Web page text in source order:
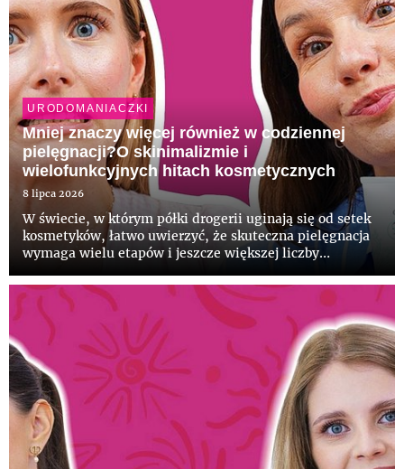
URODOMANIACZKI
Mniej znaczy więcej również w codziennej
pielęgnacji?O skinimalizmie i
wielofunkcyjnych hitach kosmetycznych
8 lipca 2026
W świecie, w którym półki drogerii uginają się od setek
kosmetyków, łatwo uwierzyć, że skuteczna pielęgnacja
wymaga wielu etapów i jeszcze większej liczby
których nasza skóra nie potrzebuje lub które nie
odpowiadają jej pot...